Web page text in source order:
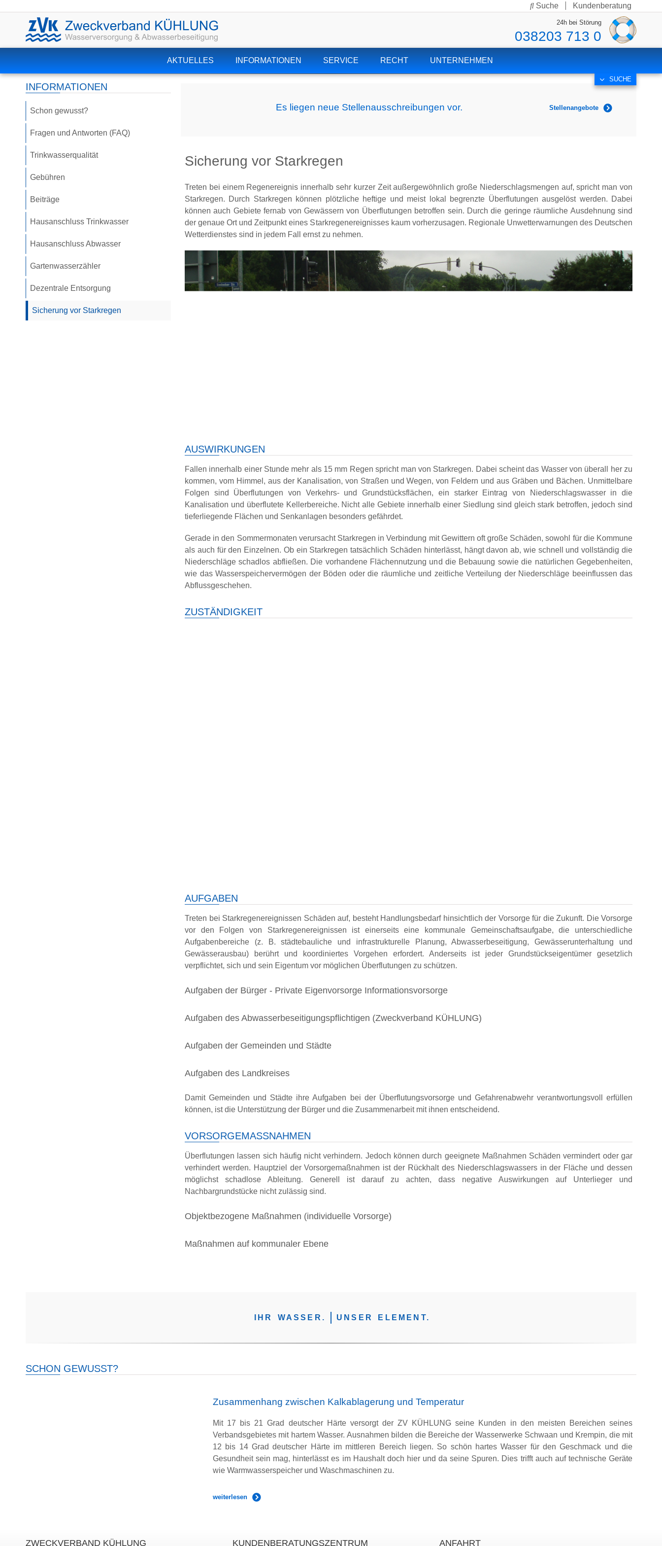
Suche Kundenberatung
24h bei Störung
038203 713 0
AKTUELLES INFORMATIONEN SERVICE RECHT UNTERNEHMEN
SUCHE
Es liegen neue Stellenausschreibungen vor. Stellenangebote
Sicherung vor Starkregen
Treten bei einem Regenereignis innerhalb sehr kurzer Zeit außergewöhnlich große Niederschlagsmengen auf, spricht man von
Starkregen. Durch Starkregen können plötzliche heftige und meist lokal begrenzte Überflutungen ausgelöst werden. Dabei
können auch Gebiete fernab von Gewässern von Überflutungen betroffen sein. Durch die geringe räumliche Ausdehnung sind
der genaue Ort und Zeitpunkt eines Starkregenereignisses kaum vorherzusagen. Regionale Unwetterwarnungen des Deutschen
Wetterdienstes sind in jedem Fall ernst zu nehmen.
AUSWIRKUNGEN
Fallen innerhalb einer Stunde mehr als 15 mm Regen spricht man von Starkregen. Dabei scheint das Wasser von überall her zu
kommen, vom Himmel, aus der Kanalisation, von Straßen und Wegen, von Feldern und aus Gräben und Bächen. Unmittelbare
Folgen sind Überflutungen von Verkehrs- und Grundstücksflächen, ein starker Eintrag von Niederschlagswasser in die
Kanalisation und überflutete Kellerbereiche. Nicht alle Gebiete innerhalb einer Siedlung sind gleich stark betroffen, jedoch sind
tieferliegende Flächen und Senkanlagen besonders gefährdet.
Gerade in den Sommermonaten verursacht Starkregen in Verbindung mit Gewittern oft große Schäden, sowohl für die Kommune
als auch für den Einzelnen. Ob ein Starkregen tatsächlich Schäden hinterlässt, hängt davon ab, wie schnell und vollständig die
Niederschläge schadlos abfließen. Die vorhandene Flächennutzung und die Bebauung sowie die natürlichen Gegebenheiten,
wie das Wasserspeichervermögen der Böden oder die räumliche und zeitliche Verteilung der Niederschläge beeinflussen das
Abflussgeschehen.
ZUSTÄNDIGKEIT
AUFGABEN
Treten bei Starkregenereignissen Schäden auf, besteht Handlungsbedarf hinsichtlich der Vorsorge für die Zukunft. Die Vorsorge
vor den Folgen von Starkregenereignissen ist einerseits eine kommunale Gemeinschaftsaufgabe, die unterschiedliche
Aufgabenbereiche (z. B. städtebauliche und infrastrukturelle Planung, Abwasserbeseitigung, Gewässerunterhaltung und
Gewässerausbau) berührt und koordiniertes Vorgehen erfordert. Anderseits ist jeder Grundstückseigentümer gesetzlich
verpflichtet, sich und sein Eigentum vor möglichen Überflutungen zu schützen.
Aufgaben der Bürger - Private Eigenvorsorge Informationsvorsorge
Aufgaben des Abwasserbeseitigungspflichtigen (Zweckverband KÜHLUNG)
Aufgaben der Gemeinden und Städte
Aufgaben des Landkreises
Damit Gemeinden und Städte ihre Aufgaben bei der Überflutungsvorsorge und Gefahrenabwehr verantwortungsvoll erfüllen
können, ist die Unterstützung der Bürger und die Zusammenarbeit mit ihnen entscheidend.
VORSORGEMASSNAHMEN
Überflutungen lassen sich häufig nicht verhindern. Jedoch können durch geeignete Maßnahmen Schäden vermindert oder gar
verhindert werden. Hauptziel der Vorsorgemaßnahmen ist der Rückhalt des Niederschlagswassers in der Fläche und dessen
möglichst schadlose Ableitung. Generell ist darauf zu achten, dass negative Auswirkungen auf Unterlieger und
Nachbargrundstücke nicht zulässig sind.
Objektbezogene Maßnahmen (individuelle Vorsorge)
Maßnahmen auf kommunaler Ebene
INFORMATIONEN
Schon gewusst?
Fragen und Antworten (FAQ)
Trinkwasserqualität
Gebühren
Beiträge
Hausanschluss Trinkwasser
Hausanschluss Abwasser
Gartenwasserzähler
Dezentrale Entsorgung
Sicherung vor Starkregen
IHR WASSER. UNSER ELEMENT.
SCHON GEWUSST?
Zusammenhang zwischen Kalkablagerung und Temperatur
Mit 17 bis 21 Grad deutscher Härte versorgt der ZV KÜHLUNG seine Kunden in den meisten Bereichen seines
Verbandsgebietes mit hartem Wasser. Ausnahmen bilden die Bereiche der Wasserwerke Schwaan und Krempin, die mit
12 bis 14 Grad deutscher Härte im mittleren Bereich liegen. So schön hartes Wasser für den Geschmack und die
Gesundheit sein mag, hinterlässt es im Haushalt doch hier und da seine Spuren. Dies trifft auch auf technische Geräte
wie Warmwasserspeicher und Waschmaschinen zu.
weiterlesen
ZWECKVERBAND KÜHLUNG KUNDENBERATUNGSZENTRUM ANFAHRT